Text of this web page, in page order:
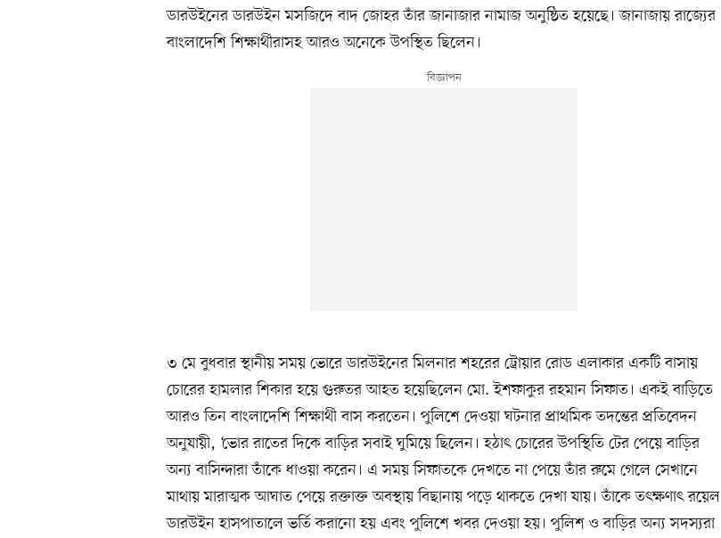
ডারউইনের ডারউইন মসজিদে বাদ জোহর তাঁর জানাজার নামাজ অনুষ্ঠিত হয়েছে। জানাজায় রাজ্যের
বাংলাদেশি শিক্ষার্থীরাসহ আরও অনেকে উপস্থিত ছিলেন।
৩ মে বুধবার স্থানীয় সময় ভোরে ডারউইনের মিলনার শহরের ট্রোয়ার রোড এলাকার একটি বাসায়
চোরের হামলার শিকার হয়ে গুরুতর আহত হয়েছিলেন মো. ইশফাকুর রহমান সিফাত। একই বাড়িতে
আরও তিন বাংলাদেশি শিক্ষার্থী বাস করতেন। পুলিশে দেওয়া ঘটনার প্রাথমিক তদন্তের প্রতিবেদন
অনুযায়ী, ‘ভোর রাতের দিকে বাড়ির সবাই ঘুমিয়ে ছিলেন। হঠাৎ চোরের উপস্থিতি টের পেয়ে বাড়ির
অন্য বাসিন্দারা তাঁকে ধাওয়া করেন। এ সময় সিফাতকে দেখতে না পেয়ে তাঁর রুমে গেলে সেখানে
মাথায় মারাত্মক আঘাত পেয়ে রক্তাক্ত অবস্থায় বিছানায় পড়ে থাকতে দেখা যায়। তাঁকে তৎক্ষণাৎ রয়েল
ডারউইন হাসপাতালে ভর্তি করানো হয় এবং পুলিশে খবর দেওয়া হয়। পুলিশ ও বাড়ির অন্য সদস্যরা